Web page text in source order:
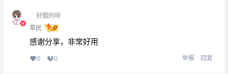
好酷的呀
草民
感谢分享，非常好用
0 0 举报 回复